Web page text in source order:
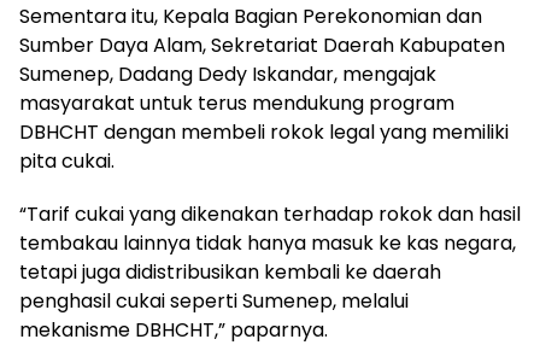
Sementara itu, Kepala Bagian Perekonomian dan
Sumber Daya Alam, Sekretariat Daerah Kabupaten
Sumenep, Dadang Dedy Iskandar, mengajak
masyarakat untuk terus mendukung program
DBHCHT dengan membeli rokok legal yang memiliki
pita cukai.
“Tarif cukai yang dikenakan terhadap rokok dan hasil
tembakau lainnya tidak hanya masuk ke kas negara,
tetapi juga didistribusikan kembali ke daerah
penghasil cukai seperti Sumenep, melalui
mekanisme DBHCHT,” paparnya.